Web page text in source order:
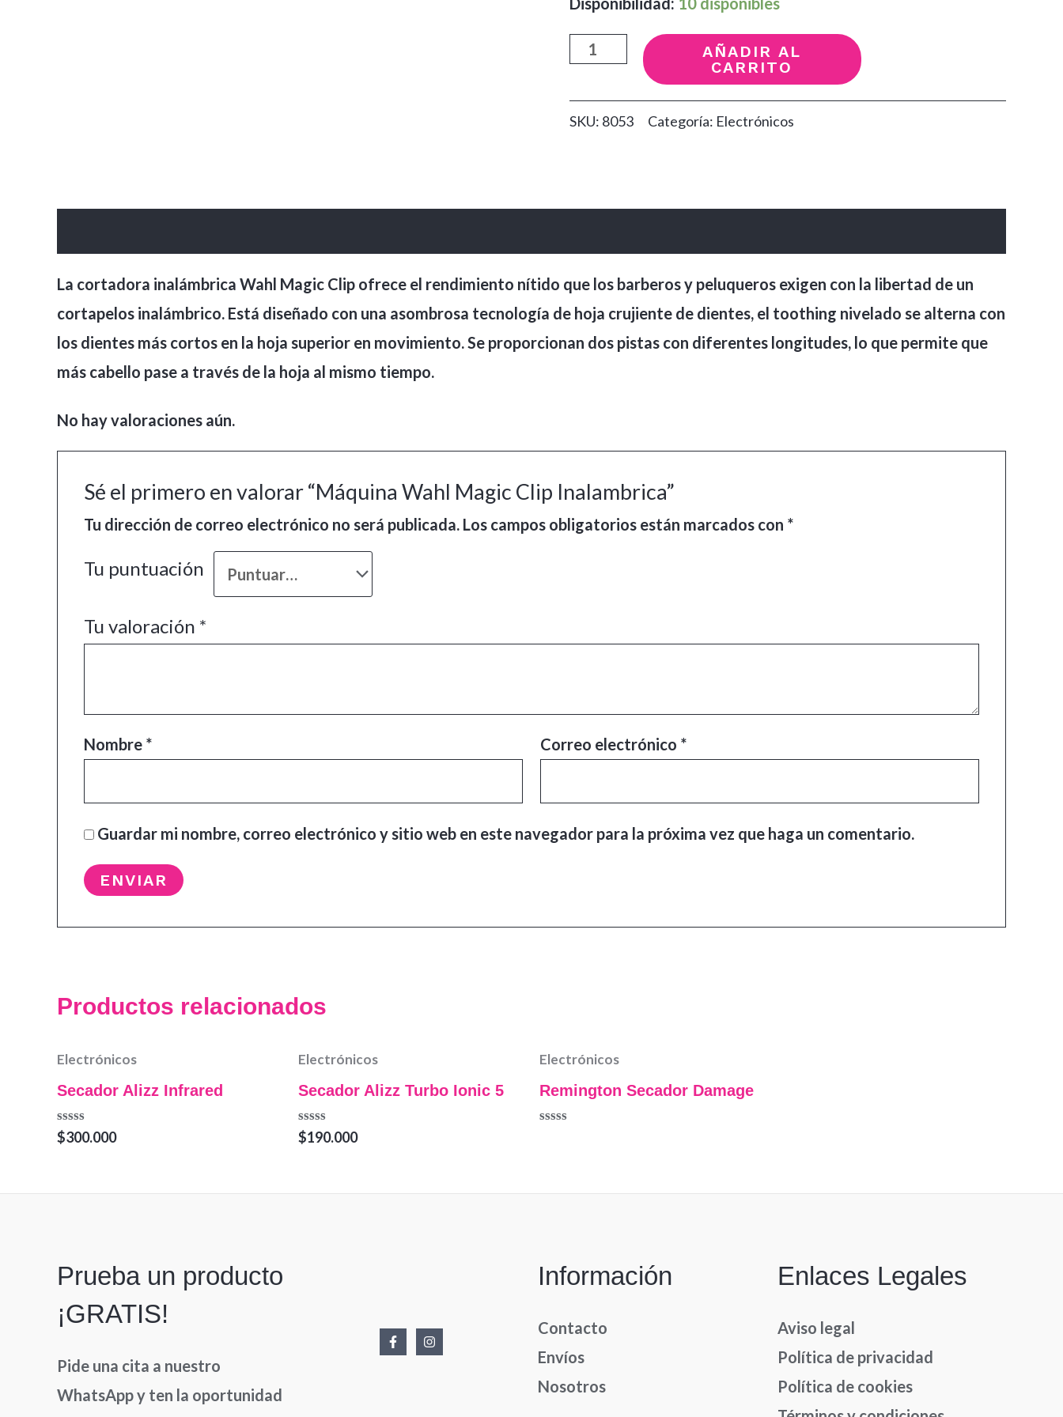
Máquina
Magic
AÑADIR AL
CARRITO
SKU: 8053 Categoría: Electrónicos
La cortadora inalámbrica Wahl Magic Clip ofrece el rendimiento nítido que los barberos y peluqueros exigen con la libertad de un
cortapelos inalámbrico. Está diseñado con una asombrosa tecnología de hoja crujiente de dientes, el toothing nivelado se alterna con
los dientes más cortos en la hoja superior en movimiento. Se proporcionan dos pistas con diferentes longitudes, lo que permite que
más cabello pase a través de la hoja al mismo tiempo.
No hay valoraciones aún.
Sé el primero en valorar “Máquina Wahl Magic Clip Inalambrica”
Tu dirección de correo electrónico no será publicada. Los campos obligatorios están marcados con *
Tu puntuación
Tu valoración *
Nombre * Correo electrónico *
Guardar mi nombre, correo electrónico y sitio web en este navegador para la próxima vez que haga un comentario.
Productos relacionados
Electrónicos
Secador Alizz Infrared
Valorado
en
$300.000
Electrónicos
Secador Alizz Turbo Ionic 5
Valorado
en
$190.000
Electrónicos
Remington Secador Damage
Prueba un producto
¡GRATIS!
Pide una cita a nuestro
WhatsApp y ten la oportunidad
Información
Contacto
Envíos
Nosotros
Enlaces Legales
Aviso legal
Política de privacidad
Política de cookies